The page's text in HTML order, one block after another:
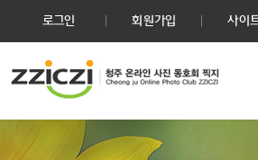
로그인 회원가입 사이